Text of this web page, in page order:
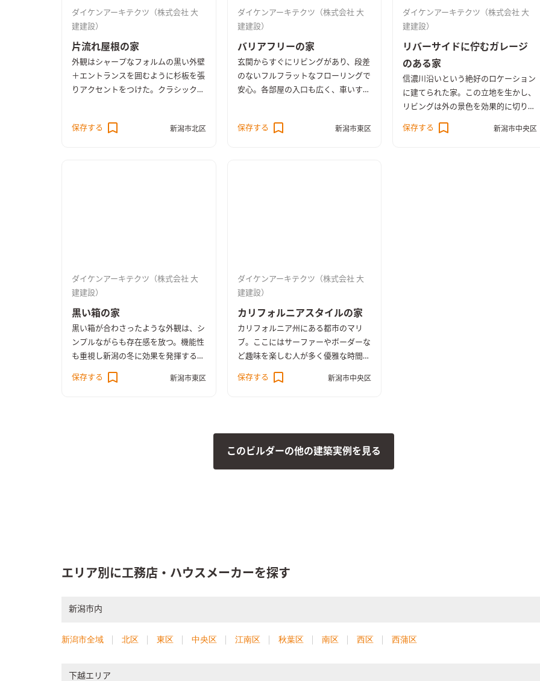
ダイケンアーキテクツ（株式会社 大
建建設）
片流れ屋根の家
外観はシャープなフォルムの黒い外壁
＋エントランスを囲むように杉板を張
りアクセントをつけた。クラシックな
した。共働きで忙しい日々を送るご夫
保存する 新潟市北区
ダイケンアーキテクツ（株式会社 大
建建設）
バリアフリーの家
玄関からすぐにリビングがあり、段差
のないフルフラットなフローリングで
安心。各部屋の入口も広く、車いすで
ら下を見下ろすとリビングが見える。
保存する 新潟市東区
ダイケンアーキテクツ（株式会社 大
建建設）
リバーサイドに佇むガレージ
のある家
信濃川沿いという絶好のロケーション
に建てられた家。この立地を生かし、
リビングは外の景色を効果的に切り取
るピクチャーウィンドウを設け、対岸
の朱鷺メッセを家に居ながら眺めるこ
保存する 新潟市中央区
ダイケンアーキテクツ（株式会社 大
建建設）
黒い箱の家
黒い箱が合わさったような外観は、シ
ンプルながらも存在感を放つ。機能性
も重視し新潟の冬に効果を発揮するカ
ストに仕上げたリビングの真ん中には
保存する 新潟市東区
ダイケンアーキテクツ（株式会社 大
建建設）
カリフォルニアスタイルの家
カリフォルニア州にある都市のマリ
ブ。ここにはサーファーやボーダーな
ど趣味を楽しむ人が多く優雅な時間を
をインテリアや空間に取り入れたサー
の窓や吹き抜けからは解放感があふれ
保存する 新潟市中央区
このビルダーの他の建築実例を見る
エリア別に工務店・ハウスメーカーを探す
新潟市内
新潟市全域 北区 東区 中央区 江南区 秋葉区 南区 西区 西蒲区
下越エリア